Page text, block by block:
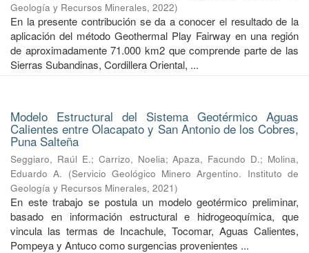
Geología y Recursos Minerales, 2022)
En la presente contribución se da a conocer el resultado de la
aplicación del método Geothermal Play Fairway en una región
de aproximadamente 71.000 km2 que comprende parte de las
Sierras Subandinas, Cordillera Oriental, ...
Modelo Estructural del Sistema Geotérmico Aguas
Calientes entre Olacapato y San Antonio de los Cobres,
Puna Salteña
Seggiaro, Raúl E.; Carrizo, Noelia;Apaza, Facundo D.; Molina,
Eduardo A. (Servicio Geológico Minero Argentino. Instituto de
Geología y Recursos Minerales, 2021)
En este trabajo se postula un modelo geotérmico preliminar,
basado en información estructural e hidrogeoquímica, que
vincula las termas de Incachule, Tocomar, Aguas Calientes,
Pompeya y Antuco como surgencias provenientes ...